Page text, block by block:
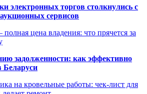
электронных торгов столкнулись с
сервисов
цена владения: что прячется за
задолженности: как эффективно
Беларуси
на кровельные работы: чек-лист для